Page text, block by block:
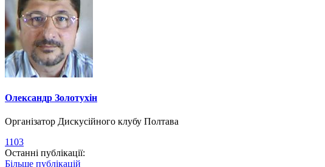
Олександр Золотухін
Організатор Дискусійного клубу Полтава
1103
Останні публікації:
Більше публікацій